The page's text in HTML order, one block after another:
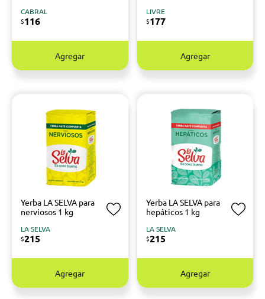
CABRAL
$116
Agregar
LIVRE
$177
Agregar
Yerba LA SELVA para
nerviosos 1 kg
LA SELVA
$215
Agregar
Yerba LA SELVA para
hepáticos 1 kg
LA SELVA
$215
Agregar